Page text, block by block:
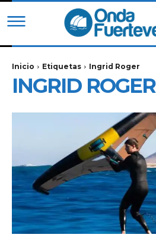
Inicio Etiquetas Ingrid Roger
INGRID ROGER